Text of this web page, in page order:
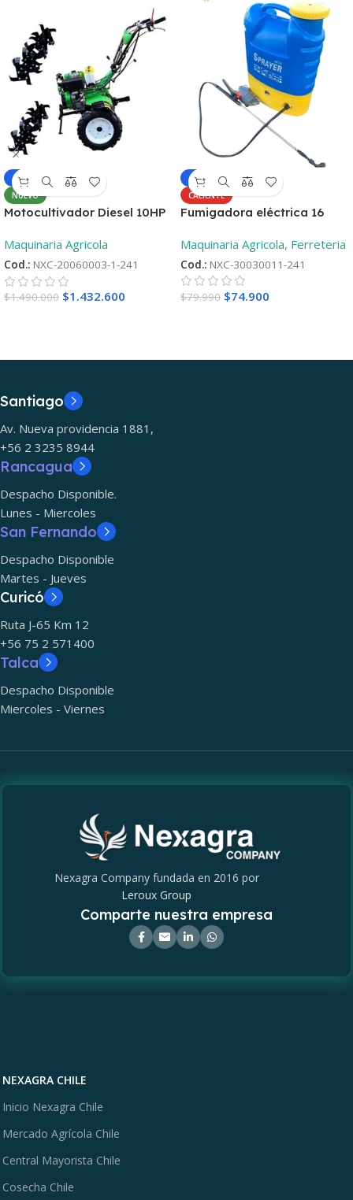
-4%
NUEVO
Motocultivador Diesel 10HP
lanzamiento! + 2°Repueto
Maquinaria Agricola
Cod.: NXC-20060003-1-241
$1.490.000 $1.432.600
-6%
CALIENTE
Fumigadora eléctrica 16
Maquinaria Agricola, Ferreteria
Cod.: NXC-30030011-241
$79.990 $74.900
Santiago
Av. Nueva providencia 1881,
+56 2 3235 8944
Rancagua
Despacho Disponible.
Lunes - Miercoles
San Fernando
Despacho Disponible
Martes - Jueves
Curicó
Ruta J-65 Km 12
+56 75 2 571400
Talca
Despacho Disponible
Miercoles - Viernes
Nexagra Company fundada en 2016 por
Leroux Group
Comparte nuestra empresa
NEXAGRA CHILE
Inicio Nexagra Chile
Mercado Agrícola Chile
Central Mayorista Chile
Cosecha Chile